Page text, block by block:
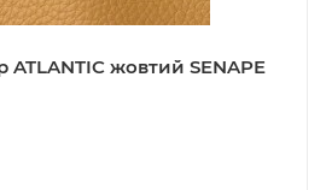
жовтий SENAPE